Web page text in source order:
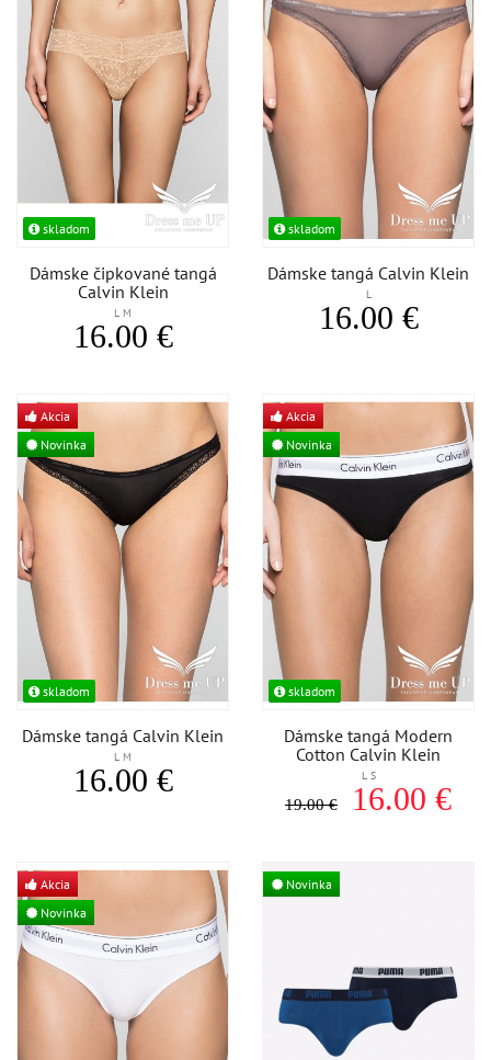
skladom
Dámske čipkované tangá
Calvin Klein
L M
16.00 €
skladom
Dámske tangá Calvin Klein
L
16.00 €
Akcia
Novinka
skladom
Dámske tangá Calvin Klein
L M
16.00 €
Akcia
Novinka
skladom
Dámske tangá Modern
Cotton Calvin Klein
L S
19.00 € 16.00 €
Akcia
Novinka
Novinka